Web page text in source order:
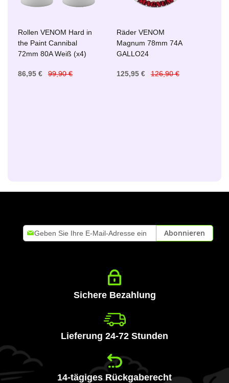
Rollen VENOM Hard in
the Paint Cannibal
72mm 80A Weiß (x4)
86,95 € 99,90 €
Räder VENOM
Magnum 78mm 74A
GALLO24
125,95 € 126,90 €
Melden
Sie
Abonnieren
Sichere Bezahlung
Lieferung 24-72 Stunden
14-tägiges Rückgaberecht